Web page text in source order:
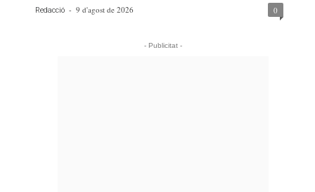
Redacció - 9 d'agost de 2026 0
- Publicitat -